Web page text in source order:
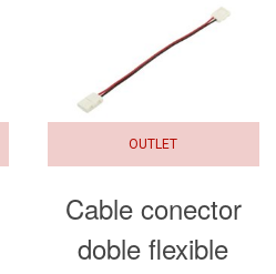
OUTLET
Cable conector
doble flexible